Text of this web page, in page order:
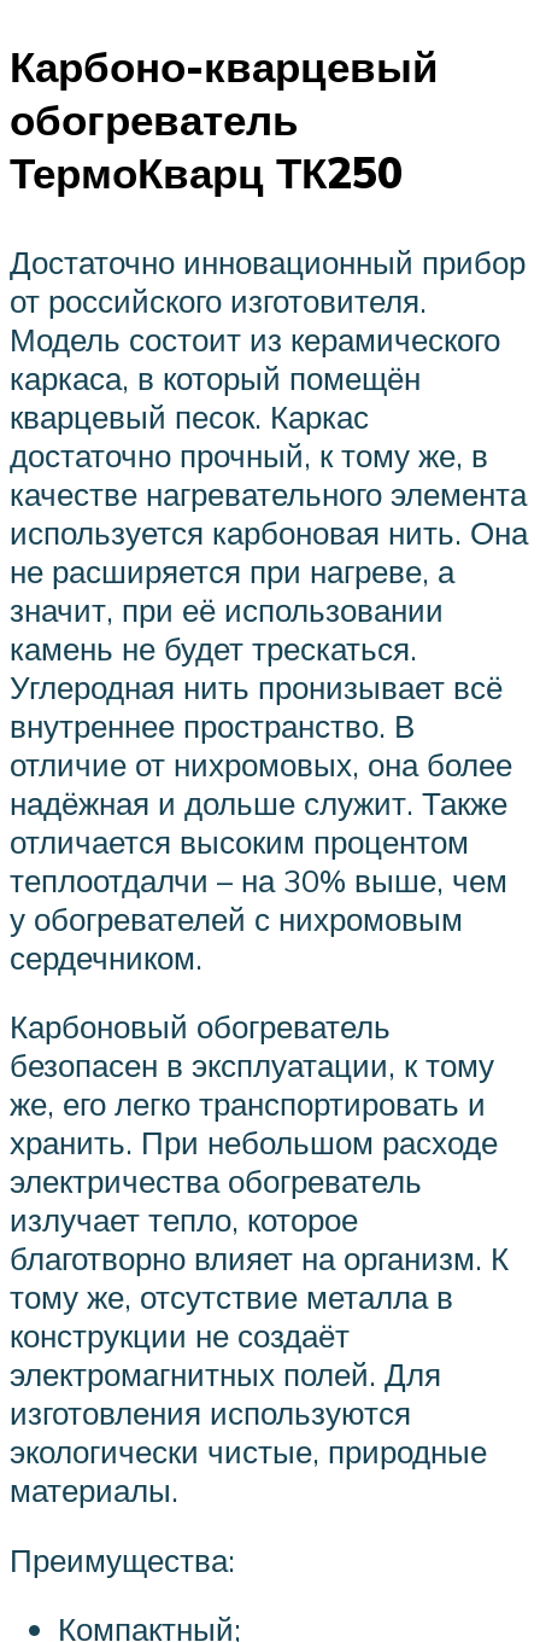
Карбоно-кварцевый
обогреватель
ТермоКварц ТК250
Достаточно инновационный прибор
от российского изготовителя.
Модель состоит из керамического
каркаса, в который помещён
кварцевый песок. Каркас
достаточно прочный, к тому же, в
качестве нагревательного элемента
используется карбоновая нить. Она
не расширяется при нагреве, а
значит, при её использовании
камень не будет трескаться.
Углеродная нить пронизывает всё
внутреннее пространство. В
отличие от нихромовых, она более
надёжная и дольше служит. Также
отличается высоким процентом
теплоотдалчи – на 30% выше, чем
у обогревателей с нихромовым
сердечником.
Карбоновый обогреватель
безопасен в эксплуатации, к тому
же, его легко транспортировать и
хранить. При небольшом расходе
электричества обогреватель
излучает тепло, которое
благотворно влияет на организм. К
тому же, отсутствие металла в
конструкции не создаёт
электромагнитных полей. Для
изготовления используются
экологически чистые, природные
материалы.
Преимущества:
Компактный;